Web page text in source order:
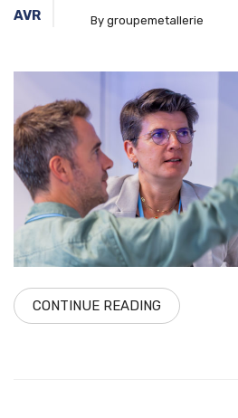
AVR By groupemetallerie
CONTINUE READING